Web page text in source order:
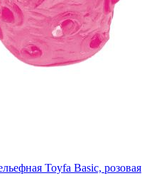
Toyfa Basic, розовая